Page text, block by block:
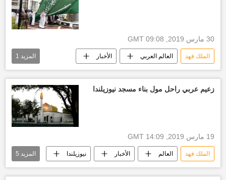
أخبار العالم الآن
30 مارس 2019, 09:08 GMT
الملك فهد العالم العربي الأخبار
أخبار السعودية اليوم
المزيد 1
زعيم عربي راحل مول بناء مسجد نيوزيلندا
19 مارس 2019, 14:09 GMT
الملك فهد العالم الأخبار نيوزيلندا
مسجد اللاجئين الصلاة
المزيد 5